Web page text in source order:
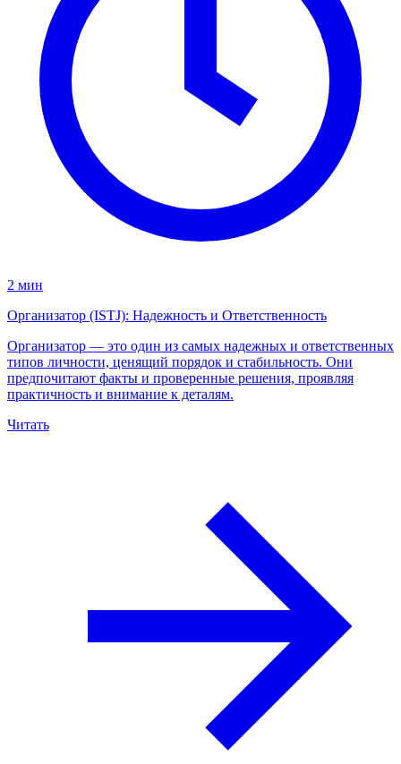
2 мин
Организатор (ISTJ): Надежность и Ответственность
Организатор — это один из самых надежных и ответственных
типов личности, ценящий порядок и стабильность. Они
предпочитают факты и проверенные решения, проявляя
практичность и внимание к деталям.
Читать